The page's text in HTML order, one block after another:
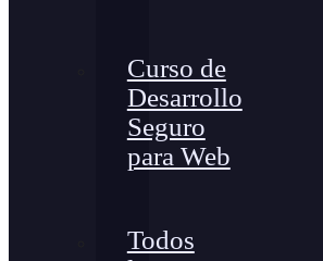
Curso de
Desarrollo
Seguro
para Web
Todos